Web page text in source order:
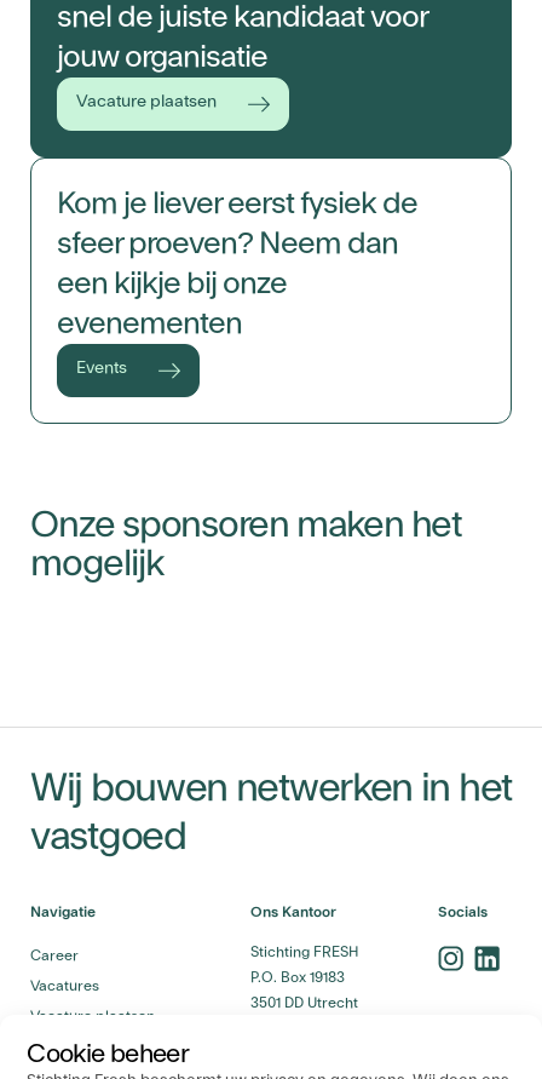
Cookie beheer
snel de juiste kandidaat voor
jouw organisatie
Vacature plaatsen
Kom je liever eerst fysiek de
sfeer proeven? Neem dan
een kijkje bij onze
evenementen
Events
Onze sponsoren maken het
mogelijk
Wij bouwen netwerken in het
vastgoed
Navigatie
Career
Vacatures
Vacature plaatsen
Career Stappenplan
Ons Kantoor
Stichting FRESH
P.O. Box 19183
3501 DD Utrecht
Socials